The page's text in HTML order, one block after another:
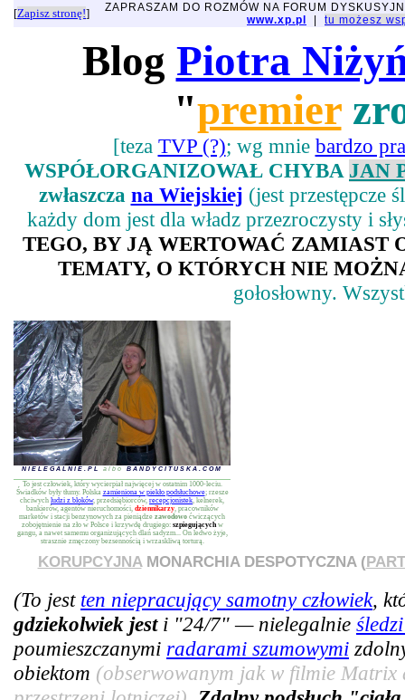
[Zapisz stronę!]
ZAPRASZAM DO ROZMÓW NA FORUM
www.xp.pl
tu możesz
Blog Piotra
"premier
[teza TVP (?); wg mnie bardzo
WSPÓŁORGANIZOWAŁ CHYBA JAN
zwłaszcza na Wiejskiej (jest przestępcze
każdy dom jest dla władz przezroczysty i
TEGO, BY JĄ WERTOWAĆ
TEMATY, O KTÓRYCH NIE
gołosłowny.
NIELEGALNIE.PL albo BANDYCITUSKA.COM
To jest człowiek, który wycierpiał najwięcej w ostatnim 1000-leciu.
Świadków były tłumy. Polska zamieniona w piekło podsłuchowe; rzesze
chciwych ludzi z bloków, przedsiębiorców, recepcjonistek, kelnerek,
bankierów, agentów nieruchomości, dziennikarzy, pracowników
marketów i stacji benzynowych za pieniądze zawodowo ćwiczących
zobojętnienie na zło w Polsce i krzywdę drugiego: szpiegującychw
gangu, a nawet samemu organizujących dlań sadyzm... On ledwo żyje,
strasznie zmęczony bezsennością i wrzaskliwą torturą.
KORUPCYJNAMONARCHIA DESPOTYCZNA (
(To jest ten niepracujący samotny człowiek,
gdziekolwiek jesti "24/7" — nielegalnie
poumieszczanymi radarami szumowymi
obiektom (obserwowanym jak w filmie